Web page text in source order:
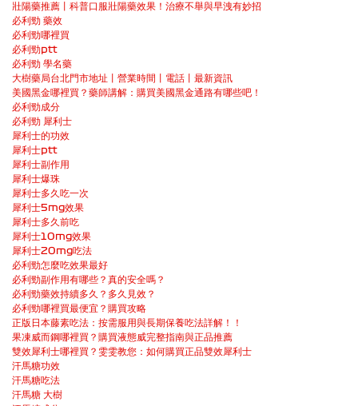
壯陽藥推薦丨科普口服壯陽藥效果！治療不舉與早洩有妙招
必利勁 藥效
必利勁哪裡買
必利勁ptt
必利勁 學名藥
大樹藥局台北門市地址丨營業時間丨電話丨最新資訊
美國黑金哪裡買？藥師講解：購買美國黑金通路有哪些吧！
必利勁成分
必利勁 犀利士
犀利士的功效
犀利士ptt
犀利士副作用
犀利士爆珠
犀利士多久吃一次
犀利士5mg效果
犀利士多久前吃
犀利士10mg效果
犀利士20mg吃法
必利勁怎麼吃效果最好
必利勁副作用有哪些？真的安全嗎？
必利勁藥效持續多久？多久見效？
必利勁哪裡買最便宜？購買攻略
正版日本藤素吃法：按需服用與長期保養吃法詳解！！
果凍威而鋼哪裡買？購買液態威完整指南與正品推薦
雙效犀利士哪裡買？雯雯教您：如何購買正品雙效犀利士
汗馬糖功效
汗馬糖吃法
汗馬糖 大樹